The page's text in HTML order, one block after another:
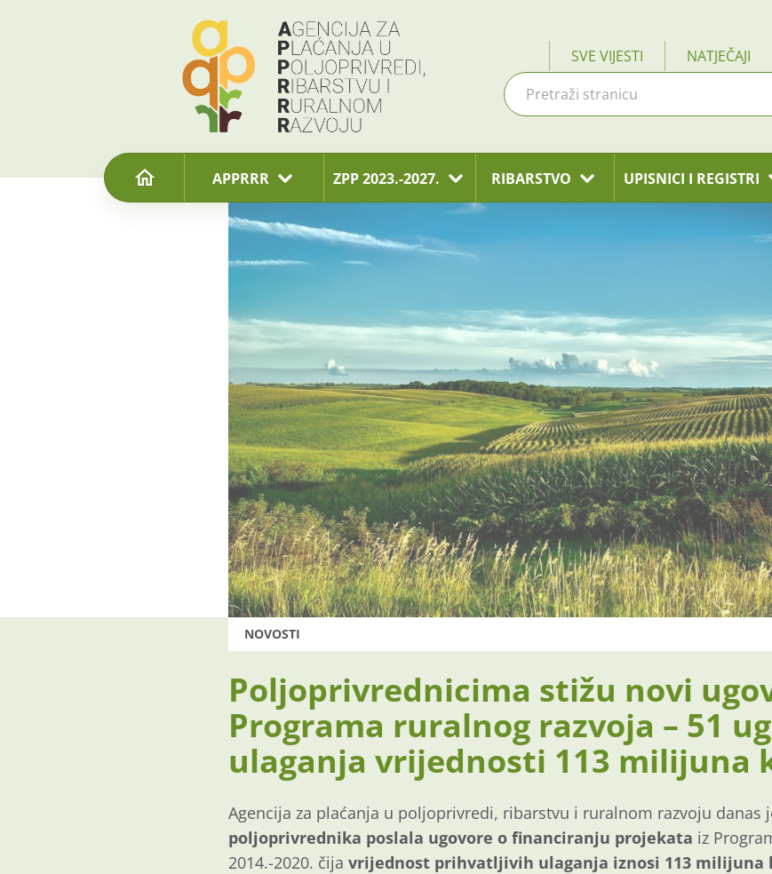
SVE VIJESTI NATJEČAJI
APPRRR ZPP 2023.-2027. RIBARSTVO UPISNICI I REGISTRI
NOVOSTI
Poljoprivrednicima stižu novi
Programa ruralnog razvoja – 51
ulaganja vrijednosti 113 milijuna
Agencija za plaćanja u poljoprivredi, ribarstvu i ruralnom razvoju danas
poljoprivrednika poslala ugovore o financiranju projekata iz
2014.-2020. čija vrijednost prihvatljivih ulaganja iznosi 113 milijuna